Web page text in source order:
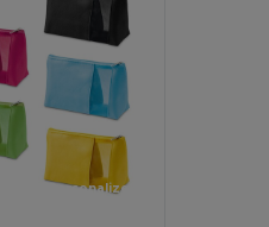
Personalize-o!